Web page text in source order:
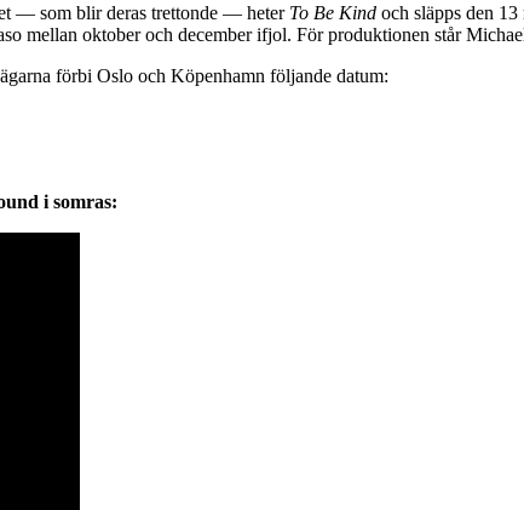
— som blir deras trettonde — heter To Be Kind och släpps den 13
mellan oktober och december ifjol. För produktionen står
förbi Oslo och Köpenhamn följande datum:
i somras: